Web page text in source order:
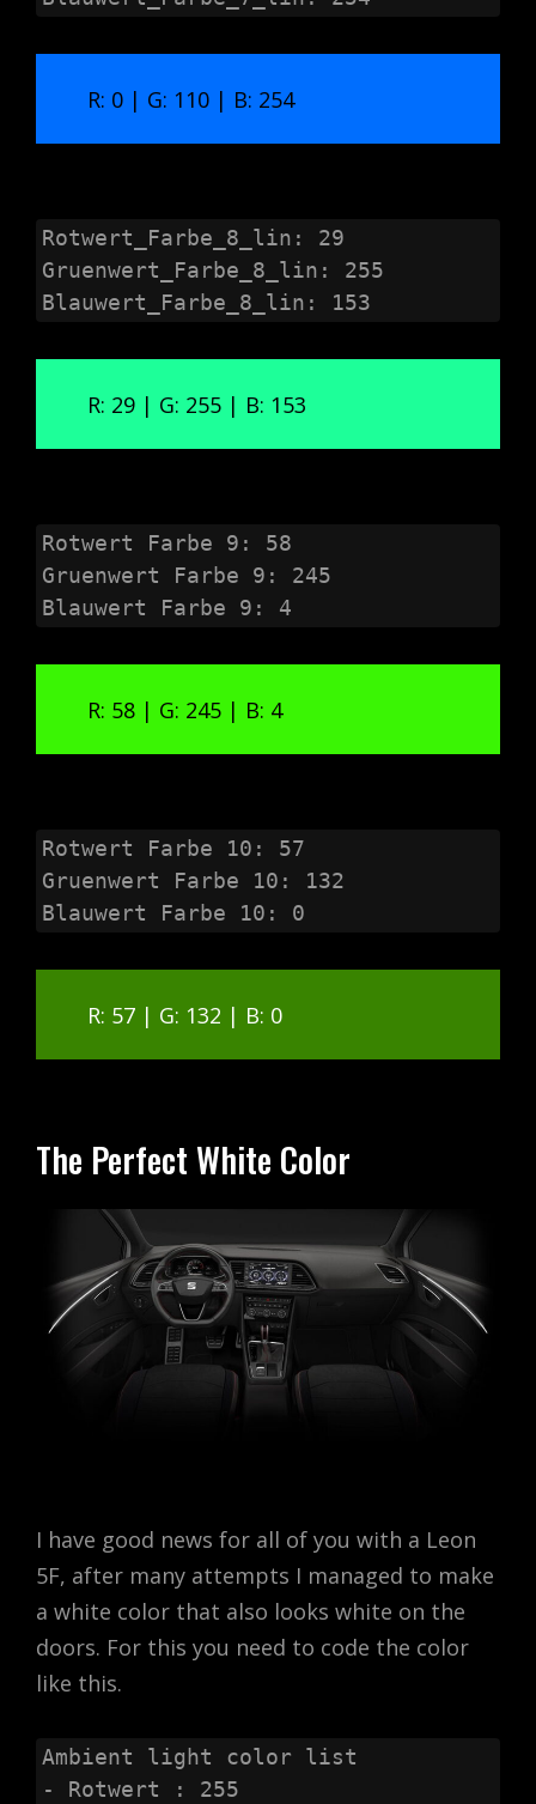
R: 0 | G: 110 | B: 254
Rotwert_Farbe_8_lin: 29
Gruenwert_Farbe_8_lin: 255
Blauwert_Farbe_8_lin: 153
R: 29 | G: 255 | B: 153
Rotwert Farbe 9: 58
Gruenwert Farbe 9: 245
Blauwert Farbe 9: 4
R: 58 | G: 245 | B: 4
Rotwert Farbe 10: 57
Gruenwert Farbe 10: 132
Blauwert Farbe 10: 0
R: 57 | G: 132 | B: 0
The Perfect White Color
I have good news for all of you with a Leon
5F, after many attempts I managed to make
a white color that also looks white on the
doors. For this you need to code the color
like this.
Ambient light color list
- Rotwert : 255